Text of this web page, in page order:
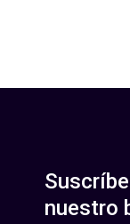
nuestro